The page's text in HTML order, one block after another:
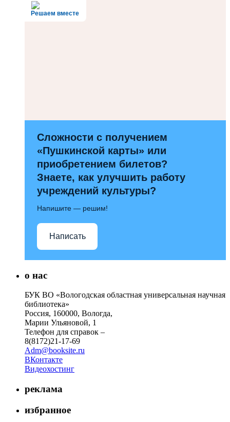
Решаем вместе
Сложности с получением
«Пушкинской карты» или
приобретением билетов?
Знаете, как улучшить работу
учреждений культуры?
Напишите — решим!
Написать
о нас
БУК ВО «Вологодская областная универсальная научная
библиотека»
Россия, 160000, Вологда,
Марии Ульяновой, 1
Телефон для справок –
8(8172)21-17-69
Adm@booksite.ru
ВКонтакте
Видеохостинг
реклама
избранное